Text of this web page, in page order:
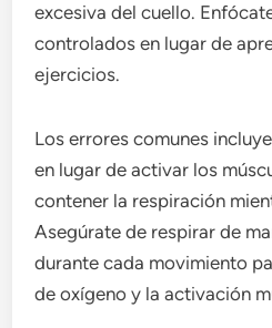
excesiva del cuello.
controlados en lugar de
ejercicios.
Los errores comunes
en lugar de activar los
contener la respiración
Asegúrate de respirar de
durante cada movimiento
de oxígeno y la activación